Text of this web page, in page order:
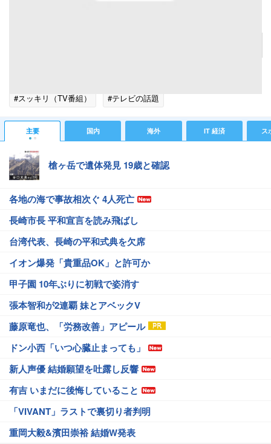
#スッキリ（TV番組）
#テレビの話題
#エンタメ・芸能ニュース
主要 国内 海外 IT 経済 ス
槍ヶ岳で遺体発見 19歳と確認
各地の海で事故相次ぐ 4人死亡
長崎市長 平和宣言を読み飛ばし
台湾代表、長崎の平和式典を欠席
イオン爆発「貴重品OK」と許可か
甲子園 10年ぶりに初戦で姿消す
張本智和が2連覇 妹とアベックV
藤原竜也、「労務改善」アピール
ドン小西「いつ心臓止まっても」
新人声優 結婚願望を吐露し反響
有吉 いまだに後悔していること
「VIVANT」ラストで裏切り者判明
重岡大毅&濱田崇裕 結婚W発表